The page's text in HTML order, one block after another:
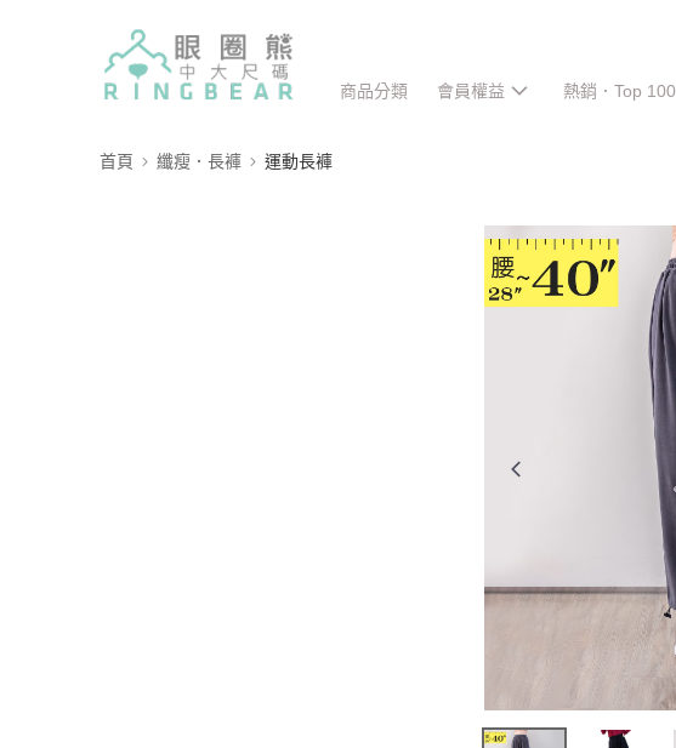
商品分類 會員權益 熱銷．Top 100
首頁 纖瘦．長褲 運動長褲